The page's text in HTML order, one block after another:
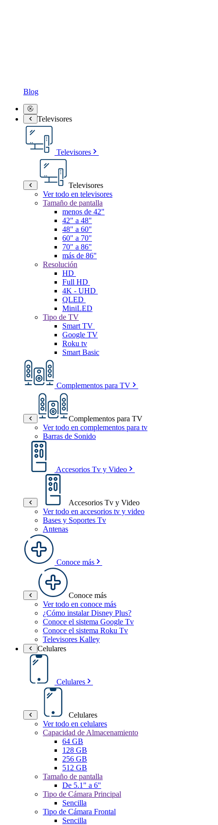
Blog
Televisores
Televisores
Televisores
Ver todo en televisores
Tamaño de pantalla
menos de 42"
42" a 48"
48" a 60"
60" a 70"
70" a 86"
más de 86"
Resolución
HD
Full HD
4K - UHD
QLED
MiniLED
Tipo de TV
Smart TV
Google TV
Roku tv
Smart Basic
Complementos para TV
Complementos para TV
Ver todo en complementos para tv
Barras de Sonido
Accesorios Tv y Video
Accesorios Tv y Video
Ver todo en accesorios tv y video
Bases y Soportes Tv
Antenas
Conoce más
Conoce más
Ver todo en conoce más
¿Cómo instalar Disney Plus?
Conoce el sistema Google Tv
Conoce el sistema Roku Tv
Televisores Kalley
Celulares
Celulares
Celulares
Ver todo en celulares
Capacidad de Almacenamiento
64 GB
128 GB
256 GB
512 GB
Tamaño de pantalla
De 5.1" a 6"
Tipo de Cámara Principal
Sencilla
Tipo de Cámara Frontal
Sencilla